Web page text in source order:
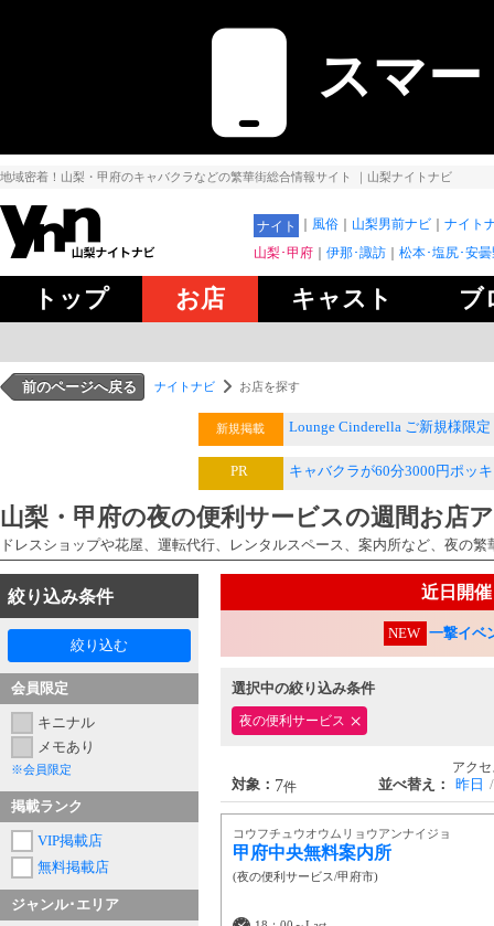
スマ
地域密着！山梨・甲府のキャバクラなどの繁華街総合情報サイト ｜山梨ナイトナビ
ナイト 風俗 山梨男前ナビ
ナイト
山梨･甲府
伊那･諏訪 松本･塩尻･安
トップ お店 キャスト ブ
前のページへ戻る ナイトナビ お店を探す
新規掲載 Lounge Cinderella ご新規様限
PR キャバクラが60分3000円ポッ
山梨・甲府の夜の便利サービスの週間お店
ドレスショップや花屋、運転代行、レンタルスペース、案内所など、夜の
近日開
NEW 一撃イベ
選択中の絞り込み条件
夜の便利サービス
対象： 7件 並べ替え：
アク
昨日
コウフチュウオウムリョウアンナイジョ
甲府中央無料案内所
(夜の便利サービス/甲府市)
絞り込み条件
絞り込む
会員限定
キニナル
メモあり
※会員限定
掲載ランク
VIP掲載店
無料掲載店
ジャンル･エリア